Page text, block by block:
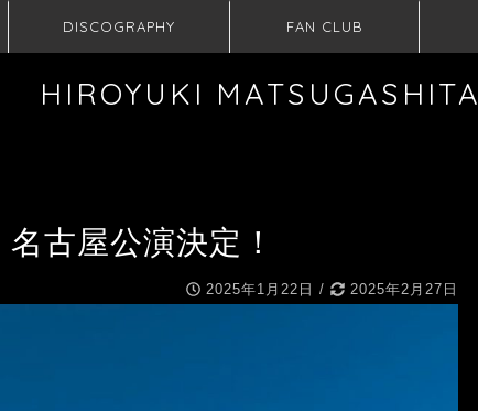
DISCOGRAPHY FAN CLUB
HIROYUKI MATSUGASHITA
古屋公演決定！
2025年1月22日 / 2025年2月27日